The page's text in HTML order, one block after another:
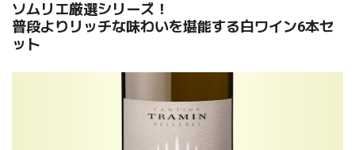
ソムリエ厳選シリーズ！
普段よりリッチな味わいを堪能する白ワイン6本セ
ット